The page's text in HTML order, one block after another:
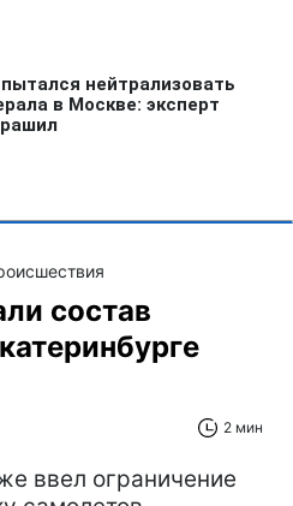
состав
2 мин
ввел ограничение